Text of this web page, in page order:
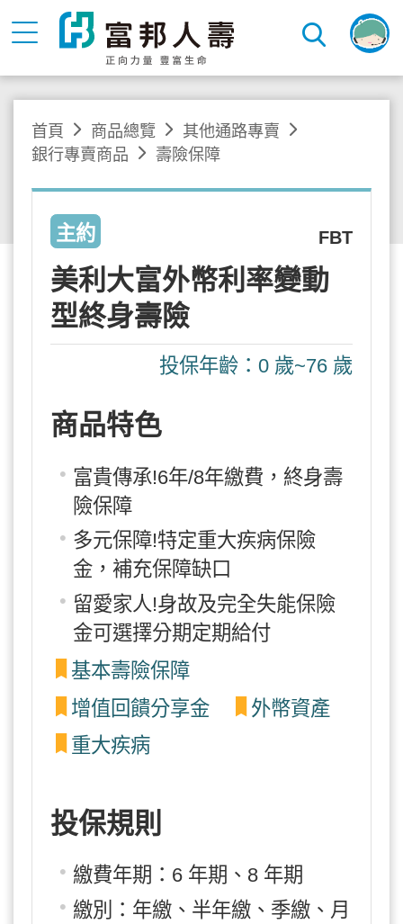
首頁 商品總覽
其他通路專賣
銀行專賣商品
壽險保障
主約 FBT
美利大富外幣利率變動
型終身壽險
投保年齡：0 歲~76 歲
商品特色
富貴傳承!6年/8年繳費，終身壽
險保障
多元保障!特定重大疾病保險
金，補充保障缺口
留愛家人!身故及完全失能保險
金可選擇分期定期給付
基本壽險保障
增值回饋分享金
外幣資產
重大疾病
投保規則
繳費年期：6 年期、8 年期
繳別：年繳、半年繳、季繳、月